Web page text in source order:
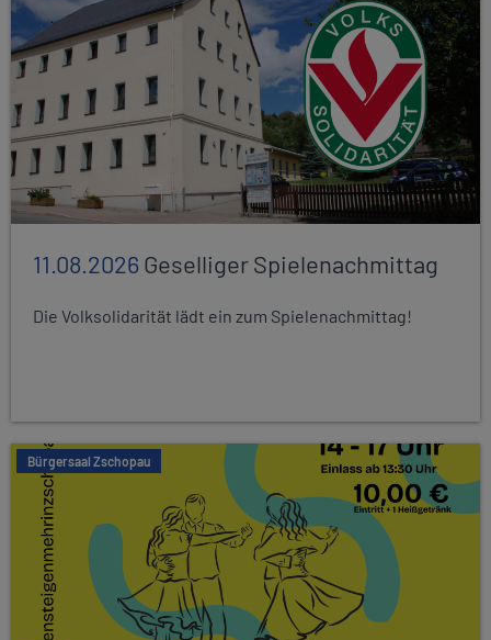
11.08.2026Geselliger Spielenachmittag
Die Volksolidarität lädt ein zum Spielenachmittag!
Bürgersaal Zschopau